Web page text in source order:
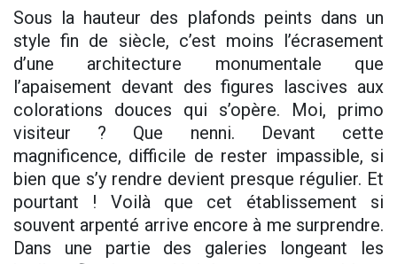
Sous la hauteur des plafonds peints dans un
style fin de siècle, c’est moins l’écrasement
d’une architecture monumentale que
l’apaisement devant des figures lascives aux
colorations douces qui s’opère. Moi, primo
visiteur ? Que nenni. Devant cette
magnificence, difficile de rester impassible, si
bien que s’y rendre devient presque régulier. Et
pourtant ! Voilà que cet établissement si
souvent arpenté arrive encore à me surprendre.
Dans une partie des galeries longeant les